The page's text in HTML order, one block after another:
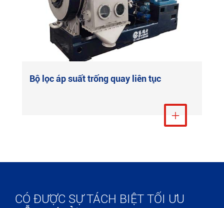
Máy ly tâm đẩy Piston HR
Xem thêm

CÓ ĐƯỢC SỰ TÁCH BIỆT TỐI ƯU